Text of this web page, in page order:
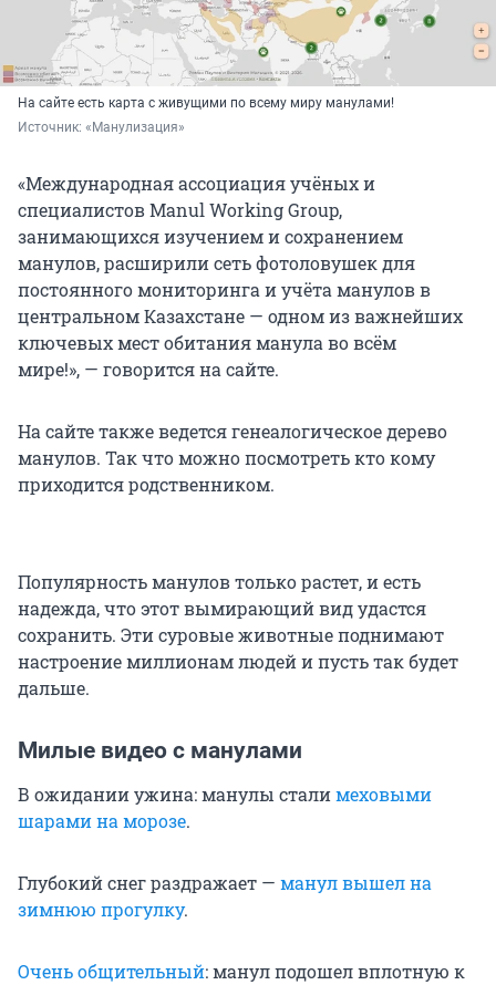
На сайте есть карта с живущими по всему миру манулами!
Источник: «Манулизация»
«Международная ассоциация учёных и
специалистов Manul Working Group,
занимающихся изучением и сохранением
манулов, расширили сеть фотоловушек для
постоянного мониторинга и учёта манулов в
центральном Казахстане — одном из важнейших
ключевых мест обитания манула во всём
мире!», — говорится на сайте.
На сайте также ведется генеалогическое дерево
манулов. Так что можно посмотреть кто кому
приходится родственником.
Популярность манулов только растет, и есть
надежда, что этот вымирающий вид удастся
сохранить. Эти суровые животные поднимают
настроение миллионам людей и пусть так будет
дальше.
Милые видео с манулами
В ожидании ужина: манулы сталимеховыми
шарами на морозе.
Глубокий снег раздражает — манул вышел на
зимнюю прогулку.
Очень общительный: манул подошел вплотную к